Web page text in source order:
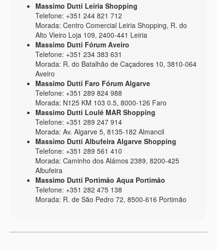
Massimo Dutti Leiria Shopping
Telefone: +351 244 821 712
Morada: Centro Comercial Leiria Shopping, R. do
Alto Vieiro Loja 109, 2400-441 Leiria
Massimo Dutti Fórum Aveiro
Telefone: +351 234 383 631
Morada: R. do Batalhão de Caçadores 10, 3810-064
Aveiro
Massimo Dutti Faro Fórum Algarve
Telefone: +351 289 824 988
Morada: N125 KM 103 0.5, 8000-126 Faro
Massimo Dutti Loulé MAR Shopping
Telefone: +351 289 247 914
Morada: Av. Algarve 5, 8135-182 Almancil
Massimo Dutti Albufeira Algarve Shopping
Telefone: +351 289 561 410
Morada: Caminho dos Alámos 2389, 8200-425
Albufeira
Massimo Dutti Portimão Aqua Portimão
Telefone: +351 282 475 138
Morada: R. de São Pedro 72, 8500-616 Portimão